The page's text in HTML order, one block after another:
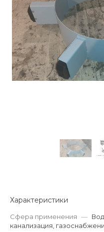
Характеристики
Сфера применения —
канализация,